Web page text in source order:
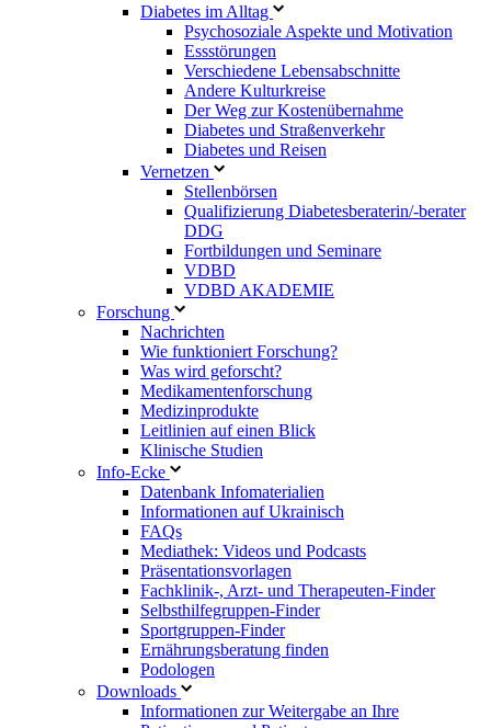
Diabetes im Alltag
Psychosoziale Aspekte und Motivation
Essstörungen
Verschiedene Lebensabschnitte
Andere Kulturkreise
Der Weg zur Kostenübernahme
Diabetes und Straßenverkehr
Diabetes und Reisen
Vernetzen
Stellenbörsen
Qualifizierung Diabetesberaterin/­-berater
DDG
Fortbildungen und Seminare
VDBD
VDBD AKADEMIE
Forschung
Nachrichten
Wie funktioniert Forschung?
Was wird geforscht?
Medikamentenforschung
Medizinprodukte
Leitlinien auf einen Blick
Klinische Studien
Info-Ecke
Datenbank Infomaterialien
Informationen auf Ukrainisch
FAQs
Mediathek: Videos und Podcasts
Präsentationsvorlagen
Fachklinik-, Arzt- und Therapeuten-Finder
Selbsthilfegruppen-Finder
Sportgruppen-Finder
Ernährungsberatung finden
Podologen
Downloads
Informationen zur Weitergabe an Ihre